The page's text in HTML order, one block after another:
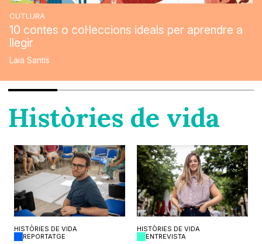
CUTLURA
10 contes o col·leccions ideals per aprendre a
llegir
Laia Santís
Històries de vida
HISTÒRIES DE VIDA
REPORTATGE
HISTÒRIES DE VIDA
ENTREVISTA